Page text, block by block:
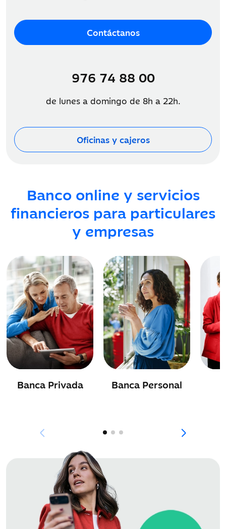
Contáctanos
976 74 88 00
de lunes a domingo de 8h a 22h.
Oficinas y cajeros
Banco online y servicios
financieros para particulares
y empresas
Banca Privada Banca Personal